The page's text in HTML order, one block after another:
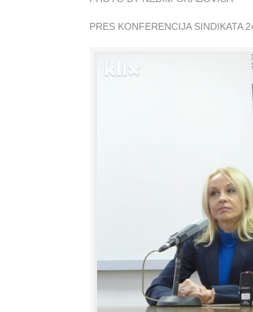
PRES KONFERENCIJA SINDIKATA